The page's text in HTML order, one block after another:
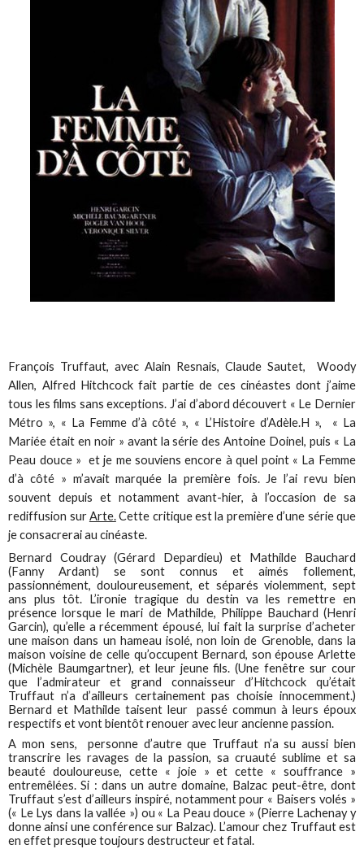
François Truffaut, avec Alain Resnais, Claude Sautet, Woody
Allen, Alfred Hitchcock fait partie de ces cinéastes dont j’aime
tous les films sans exceptions. J’ai d’abord découvert « Le Dernier
Métro », « La Femme d’à côté », « L’Histoire d’Adèle.H », « La
Mariée était en noir » avant la série des Antoine Doinel, puis « La
Peau douce » et je me souviens encore à quel point « La Femme
d’à côté » m’avait marquée la première fois. Je l’ai revu bien
souvent depuis et notamment avant-hier, à l’occasion de sa
rediffusion surArte.Cette critique est la première d’une série que
je consacrerai au cinéaste.
Bernard Coudray (Gérard Depardieu) et Mathilde Bauchard
(Fanny Ardant) se sont connus et aimés follement,
passionnément, douloureusement, et séparés violemment, sept
ans plus tôt. L’ironie tragique du destin va les remettre en
présence lorsque le mari de Mathilde, Philippe Bauchard (Henri
Garcin), qu’elle a récemment épousé, lui fait la surprise d’acheter
une maison dans un hameau isolé, non loin de Grenoble, dans la
maison voisine de celle qu’occupent Bernard, son épouse Arlette
(Michèle Baumgartner), et leur jeune fils. (Une fenêtre sur cour
que l’admirateur et grand connaisseur d’Hitchcock qu’était
Truffaut n’a d’ailleurs certainement pas choisie innocemment.)
Bernard et Mathilde taisent leur passé commun à leurs époux
respectifs et vont bientôt renouer avec leur ancienne passion.
A mon sens, personne d’autre que Truffaut n’a su aussi bien
transcrire les ravages de la passion, sa cruauté sublime et sa
beauté douloureuse, cette « joie » et cette « souffrance »
entremêlées. Si : dans un autre domaine, Balzac peut-être, dont
Truffaut s’est d’ailleurs inspiré, notamment pour « Baisers volés »
(« Le Lys dans la vallée ») ou « La Peau douce » (Pierre Lachenay y
donne ainsi une conférence sur Balzac). L’amour chez Truffaut est
en effet presque toujours destructeur et fatal.